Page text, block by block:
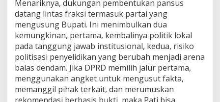
Menariknya, dukungan pembentukan pansus
datang lintas fraksi termasuk partai yang
mengusung Bupati. Ini menimbulkan dua
kemungkinan, pertama, kembalinya politik lokal
pada tanggung jawab institusional, kedua, risiko
politisasi penyelidikan yang berubah menjadi arena
balas dendam. Jika DPRD memilih jalur pertama,
menggunakan angket untuk mengusut fakta,
memanggil pihak terkait, dan merumuskan